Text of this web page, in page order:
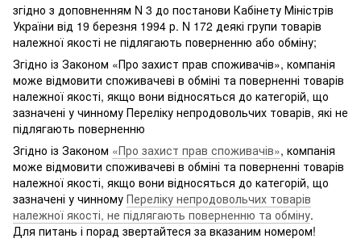
згідно з доповненням N 3 до постанови Кабінету Міністрів
України від 19 березня 1994 р. N 172 деякі групи товарів
належної якості не підлягають поверненню або обміну;
Згідно із Законом «Про захист прав споживачів», компанія
може відмовити споживачеві в обміні та поверненні товарів
належної якості, якщо вони відносяться до категорій, що
зазначені у чинному Переліку непродовольчих товарів, які не
підлягають поверненню
Згідно із Законом «Про захист прав споживачів», компанія
може відмовити споживачеві в обміні та поверненні товарів
належної якості, якщо вони відносяться до категорій, що
зазначені у чинному Переліку непродовольчих товарів
належної якості, не підлягають поверненню та обміну.
Для питань і порад звертайтеся за вказаним номером!